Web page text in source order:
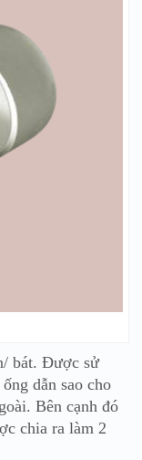
bát. Được sử
dẫn sao cho
Bên cạnh đó
chia ra làm 2